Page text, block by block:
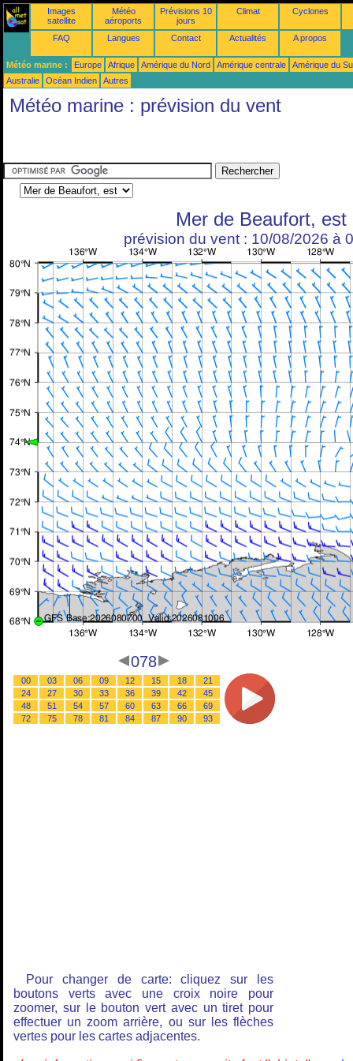
Images
satellite
Météo
aéroports
Prévisions 10
jours
Climat Cyclones
FAQ Langues Contact Actualités A propos
Météo marine : Europe Afrique Amérique du Nord Amérique centrale
Amérique du
Australie
Océan Indien Autres
Météo marine : prévision du vent
Mer de Beaufort, est
prévision du vent : 10/08/2026 à
078
00 03 06 09 12 15 18
21
24
27 30 33 36 39 42
45
48
51 54 57 60 63 66
69
72
75 78 81 84 87 90 93
Pour changer de carte: cliquez sur les
boutons verts avec une croix noire pour
zoomer, sur le bouton vert avec un tiret pour
effectuer un zoom arrière, ou sur les flèches
vertes pour les cartes adjacentes.